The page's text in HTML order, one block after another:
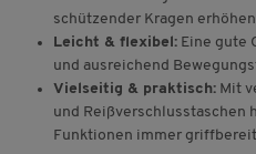
schützender Kragen
Leicht & flexibel: Eine gute
und ausreichend
Vielseitig & praktisch: Mit
und Reißverschlusstaschen
Funktionen immer